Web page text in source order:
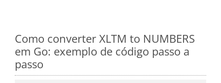
Como converter XLTM to NUMBERS
em Go: exemplo de código passo a
passo